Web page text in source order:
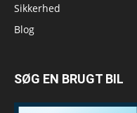
Sikkerhed
Blog
SØG EN BRUGT BIL